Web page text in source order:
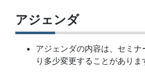
アジェンダ
アジェンダの内容は、セミナ
り多少変更することがありま